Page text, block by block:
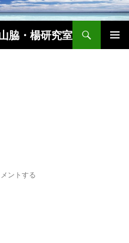
脇・楊研究室
メントする